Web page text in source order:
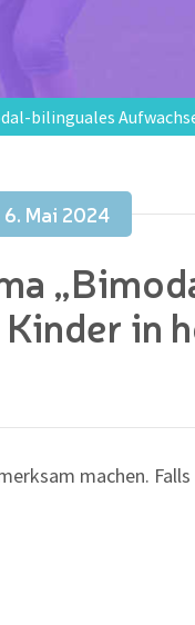
bilinguales
6. Mai 2024
in
machen.